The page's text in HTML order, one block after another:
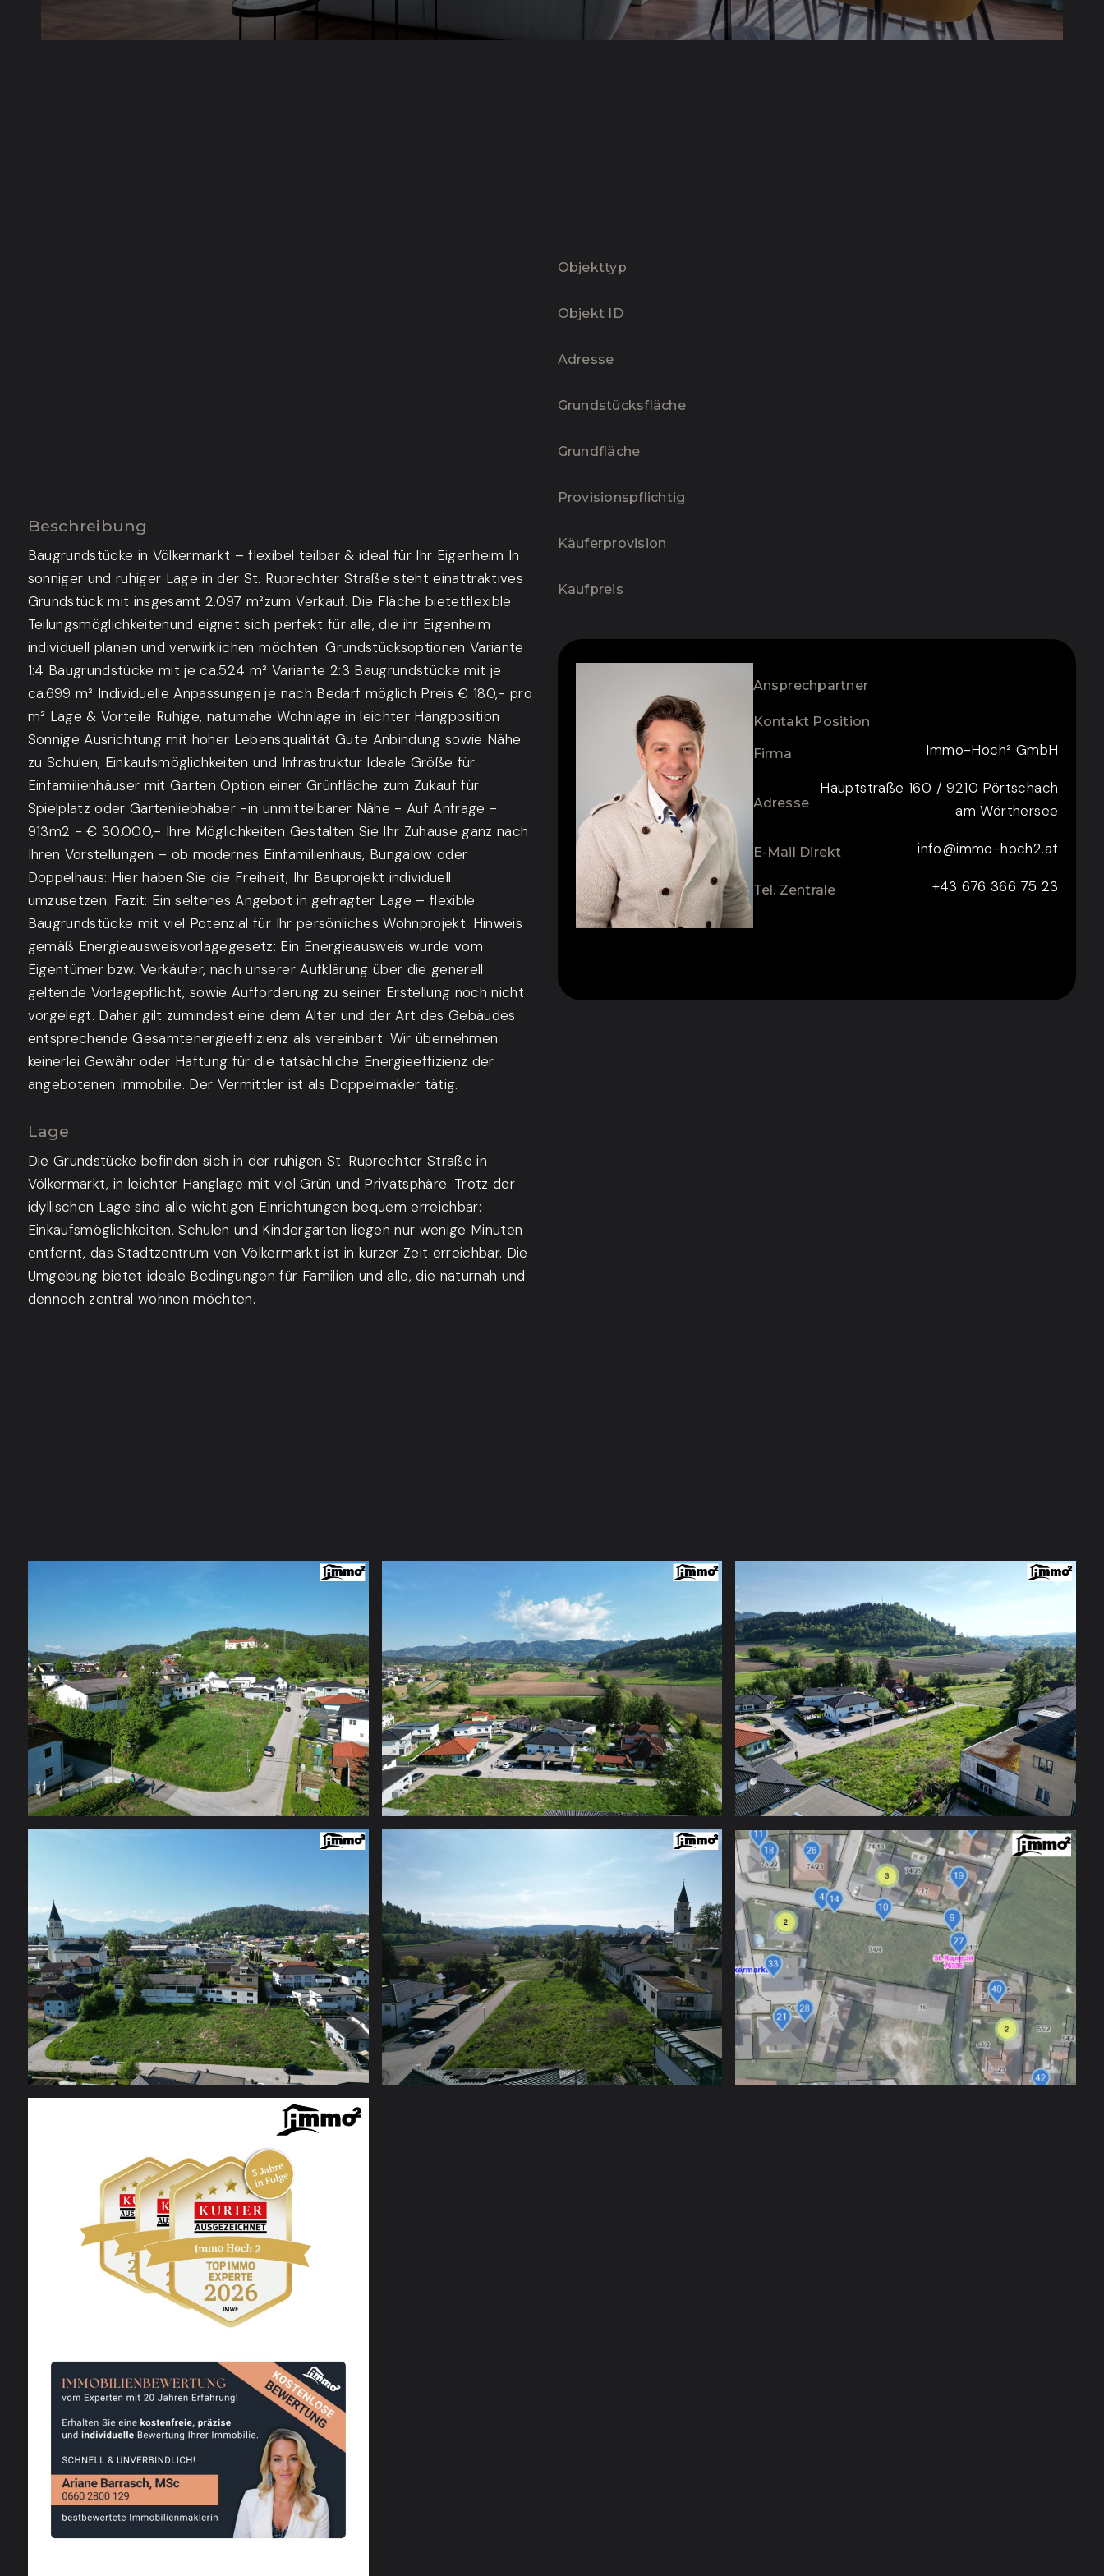
Beschreibung
Baugrundstücke in Völkermarkt – flexibel teilbar & ideal für Ihr Eigenheim In
sonniger und ruhiger Lage in der St. Ruprechter Straße steht einattraktives
Grundstück mit insgesamt 2.097 m²zum Verkauf. Die Fläche bietetflexible
Teilungsmöglichkeitenund eignet sich perfekt für alle, die ihr Eigenheim
individuell planen und verwirklichen möchten. Grundstücksoptionen Variante
1:4 Baugrundstücke mit je ca.524 m² Variante 2:3 Baugrundstücke mit je
ca.699 m² Individuelle Anpassungen je nach Bedarf möglich Preis € 180,- pro
m² Lage & Vorteile Ruhige, naturnahe Wohnlage in leichter Hangposition
Sonnige Ausrichtung mit hoher Lebensqualität Gute Anbindung sowie Nähe
zu Schulen, Einkaufsmöglichkeiten und Infrastruktur Ideale Größe für
Einfamilienhäuser mit Garten Option einer Grünfläche zum Zukauf für
Spielplatz oder Gartenliebhaber -in unmittelbarer Nähe - Auf Anfrage -
913m2 - € 30.000,- Ihre Möglichkeiten Gestalten Sie Ihr Zuhause ganz nach
Ihren Vorstellungen – ob modernes Einfamilienhaus, Bungalow oder
Doppelhaus: Hier haben Sie die Freiheit, Ihr Bauprojekt individuell
umzusetzen. Fazit: Ein seltenes Angebot in gefragter Lage – flexible
Baugrundstücke mit viel Potenzial für Ihr persönliches Wohnprojekt. Hinweis
gemäß Energieausweisvorlagegesetz: Ein Energieausweis wurde vom
Eigentümer bzw. Verkäufer, nach unserer Aufklärung über die generell
geltende Vorlagepflicht, sowie Aufforderung zu seiner Erstellung noch nicht
vorgelegt. Daher gilt zumindest eine dem Alter und der Art des Gebäudes
entsprechende Gesamtenergieeffizienz als vereinbart. Wir übernehmen
keinerlei Gewähr oder Haftung für die tatsächliche Energieeffizienz der
angebotenen Immobilie. Der Vermittler ist als Doppelmakler tätig.
Lage
Die Grundstücke befinden sich in der ruhigen St. Ruprechter Straße in
Völkermarkt, in leichter Hanglage mit viel Grün und Privatsphäre. Trotz der
idyllischen Lage sind alle wichtigen Einrichtungen bequem erreichbar:
Einkaufsmöglichkeiten, Schulen und Kindergarten liegen nur wenige Minuten
entfernt, das Stadtzentrum von Völkermarkt ist in kurzer Zeit erreichbar. Die
Umgebung bietet ideale Bedingungen für Familien und alle, die naturnah und
dennoch zentral wohnen möchten.
Objekttyp
Objekt ID
Adresse
Grundstücksfläche
Grundfläche
Provisionspflichtig
Käufer­provision
Kaufpreis
Ansprechpartner
Kontakt Position
Firma Immo-Hoch² GmbH
Adresse
Hauptstraße 160 / 9210 Pörtschach
am Wörthersee
E-Mail Direkt info@immo-hoch2.at
Tel. Zentrale +43 676 366 75 23